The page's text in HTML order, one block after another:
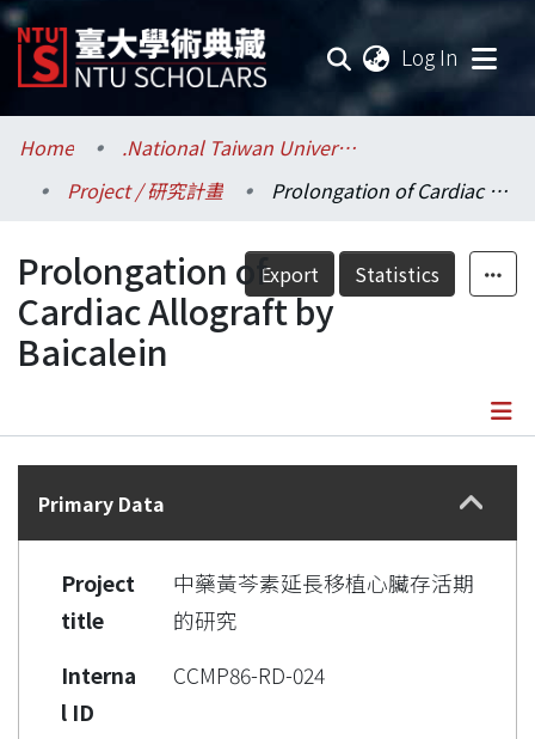
Log In
Communities & Collections
Research Outputs
Fundings & Projects
Researchers
Statistics
Home
.National Taiwan University / 國立臺灣大學
Project / 研究計畫
Prolongation of Cardiac Allograft by Baicalein
Export Statistics
Prolongation of
Cardiac Allograft by
Baicalein
Details
Primary Data
Project
title
中藥黃芩素延長移植心臟存活期
的研究
Interna
l ID
CCMP86-RD-024